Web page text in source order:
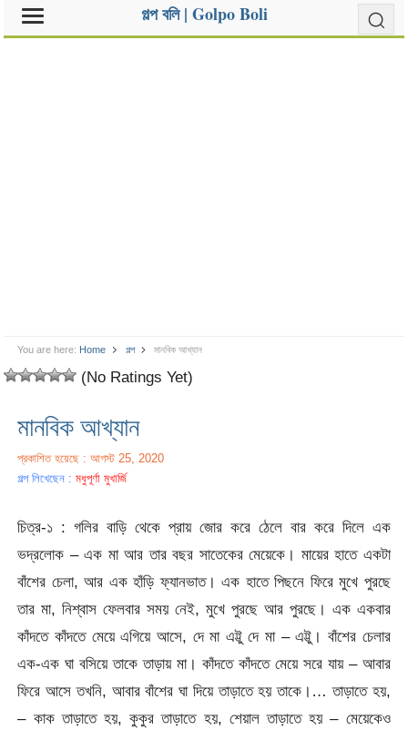
গল্প বলি | Golpo Boli
You are here: Home গল্প মানবিক আখ্যান
(No Ratings Yet)
মানবিক আখ্যান
প্রকাশিত হয়েছে : আগস্ট 25, 2020
গল্প লিখেছেন :মধুপূর্ণা মুখার্জি
চিত্র-১ : গলির বাড়ি থেকে প্রায় জোর করে ঠেলে বার করে দিলে এক
ভদ্রলোক – এক মা আর তার বছর সাতেকের মেয়েকে। মায়ের হাতে একটা
বাঁশের চেলা, আর এক হাঁড়ি ফ্যানভাত। এক হাতে পিছনে ফিরে মুখে পুরছে
তার মা, নিশ্বাস ফেলবার সময় নেই, মুখে পুরছে আর পুরছে। এক একবার
কাঁদতে কাঁদতে মেয়ে এগিয়ে আসে, দে মা এট্টু দে মা – এট্টু। বাঁশের চেলার
এক-এক ঘা বসিয়ে তাকে তাড়ায় মা। কাঁদতে কাঁদতে মেয়ে সরে যায় – আবার
ফিরে আসে তখনি, আবার বাঁশের ঘা দিয়ে তাড়াতে হয় তাকে।… তাড়াতে হয়,
– কাক তাড়াতে হয়, কুকুর তাড়াতে হয়, শেয়াল তাড়াতে হয় – মেয়েকেও